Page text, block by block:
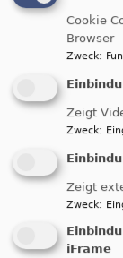
Bildrechte Evang.
Die
27.11.1966
(Bayreuth)
Soldaten der
Weitere
https://
zurück zur
Cookie
Browser
Zweck:
Zeigt
Zweck:
Zeigt
Zweck:
iFrame